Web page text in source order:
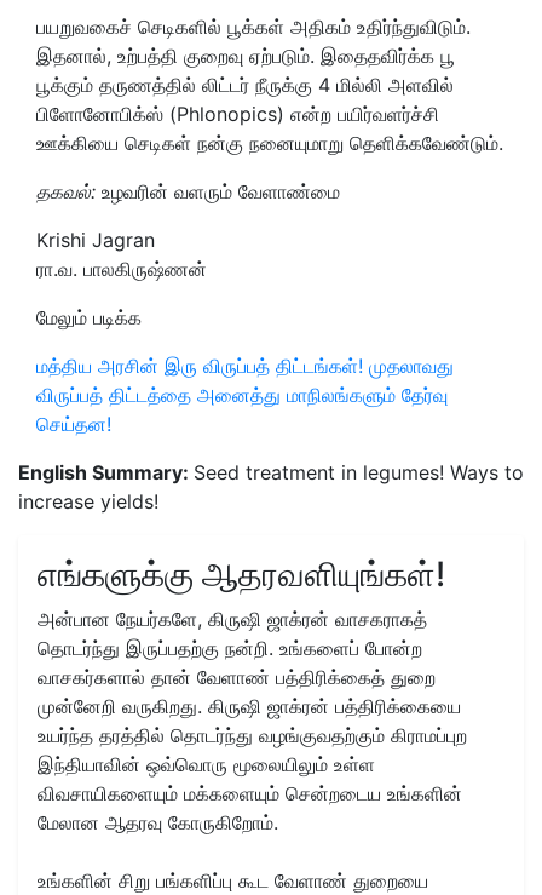
பயறுவகைச் செடிகளில் பூக்கள் அதிகம் உதிர்ந்துவிடும்.
இதனால், உற்பத்தி குறைவு ஏற்படும். இதைதவிர்க்க பூ
பூக்கும் தருணத்தில் லிட்டர் நீருக்கு 4 மில்லி அளவில்
பிளோனோபிக்ஸ் (Phlonopics) என்ற பயிர்வளர்ச்சி
ஊக்கியை செடிகள் நன்கு நனையுமாறு தெளிக்கவேண்டும்.
தகவல்: உழவரின் வளரும் வேளாண்மை
Krishi Jagran
ரா.வ. பாலகிருஷ்ணன்
மேலும் படிக்க
மத்திய அரசின் இரு விருப்பத் திட்டங்கள்! முதலாவது
விருப்பத் திட்டத்தை அனைத்து மாநிலங்களும் தேர்வு
செய்தன!
English Summary: Seed treatment in legumes! Ways to
increase yields!
எங்களுக்கு ஆதரவளியுங்கள்!
அன்பான நேயர்களே, கிருஷி ஜாக்ரன் வாசகராகத்
தொடர்ந்து இருப்பதற்கு நன்றி. உங்களைப் போன்ற
வாசகர்களால் தான் வேளாண் பத்திரிக்கைத் துறை
முன்னேறி வருகிறது. கிருஷி ஜாக்ரன் பத்திரிக்கையை
உயர்ந்த தரத்தில் தொடர்ந்து வழங்குவதற்கும் கிராமப்புற
இந்தியாவின் ஒவ்வொரு மூலையிலும் உள்ள
விவசாயிகளையும் மக்களையும் சென்றடைய உங்களின்
மேலான ஆதரவு கோருகிறோம்.
உங்களின் சிறு பங்களிப்பு கூட வேளாண் துறையை